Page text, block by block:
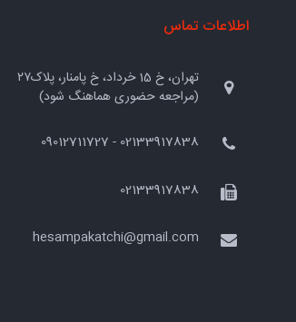
اطلاعات تماس
تهران، خ 15 خرداد، خ پامنار، پلاک۲۷
(مراجعه حضوری هماهنگ شود)
02133917838 - 09012711727
02133917838
hesampakatchi@gmail.com